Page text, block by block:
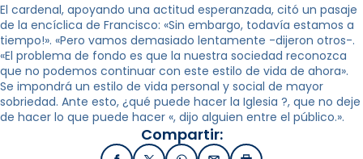
El cardenal, apoyando una actitud esperanzada, citó un pasaje
de la encíclica de Francisco: «Sin embargo, todavía estamos a
tiempo!». «Pero vamos demasiado lentamente -dijeron otros-.
«El problema de fondo es que la nuestra sociedad reconozca
que no podemos continuar con este estilo de vida de ahora».
Se impondrá un estilo de vida personal y social de mayor
sobriedad. Ante esto, ¿qué puede hacer la Iglesia ?, que no deje
de hacer lo que puede hacer «, dijo alguien entre el público.».
Compartir: